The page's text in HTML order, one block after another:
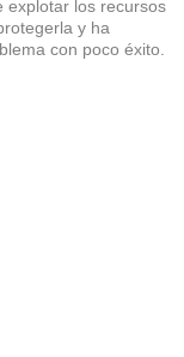
explotar los recursos
y ha
con poco éxito.